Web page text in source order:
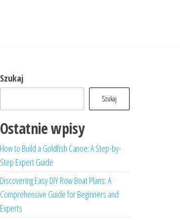
Szukaj
Szukaj
Ostatnie wpisy
How to Build a Goldfish Canoe: A Step-by-
Step Expert Guide
Discovering Easy DIY Row Boat Plans: A
Comprehensive Guide for Beginners and
Experts